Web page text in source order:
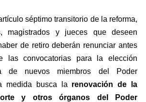
séptimo transitorio de la reforma,
magistrados y jueces que deseen
de retiro deberán renunciar antes
las convocatorias para la elección
de nuevos miembros del Poder
medida busca la renovación de la
y otros órganos del Poder